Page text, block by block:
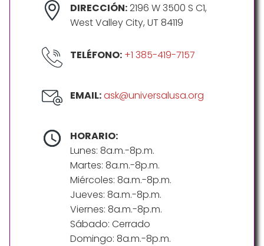
DIRECCIÓN:2196 W 3500 S C1,
West Valley City, UT 84119
TELÉFONO: +1 385-419-7157
EMAIL:ask@universalusa.org
HORARIO:
Lunes: 8a.m.-8p.m.
Martes: 8a.m.-8p.m.
Miércoles: 8a.m.-8p.m.
Jueves: 8a.m.-8p.m.
Viernes: 8a.m.-8p.m.
Sábado: Cerrado
Domingo: 8a.m.-8p.m.